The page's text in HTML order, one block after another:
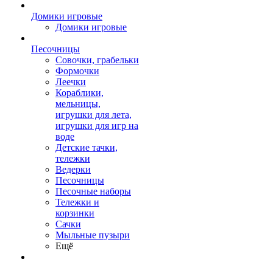
Домики игровые
Домики игровые
Песочницы
Совочки, грабельки
Формочки
Леечки
Кораблики,
мельницы,
игрушки для лета,
игрушки для игр на
воде
Детские тачки,
тележки
Ведерки
Песочницы
Песочные наборы
Тележки и
корзинки
Сачки
Мыльные пузыри
Ещё